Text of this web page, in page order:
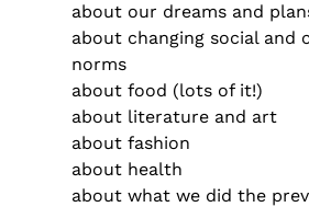
about our dreams and
about changing social and
norms
about food (lots of it!)
about literature and art
about fashion
about health
about what we did the